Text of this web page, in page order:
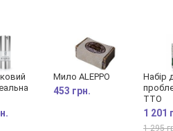
Мило ALEPPO
453 грн.
Набір
TTO
1 201
1 295